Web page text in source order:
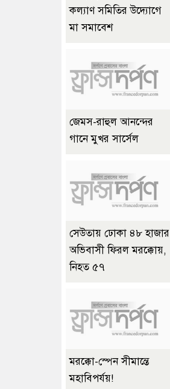
কল্যাণ সমিতির উদ্যোগে
মা সমাবেশ
জেমস-রাহুল আনন্দের
গানে মুখর সার্সেল
সেউতায় ঢোকা ৪৮ হাজার
অভিবাসী ফিরল মরক্কোয়,
নিহত ৫৭
মরক্কো-স্পেন সীমান্তে
মহাবিপর্যয়!